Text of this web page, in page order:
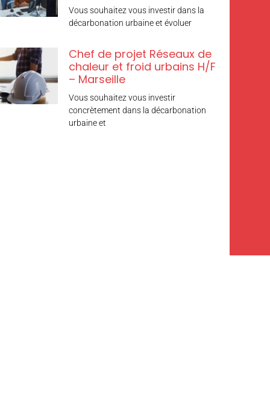
Vous souhaitez vous investir dans la
décarbonation urbaine et évoluer
Chef de projet Réseaux de
chaleur et froid urbains H/F
– Marseille
Vous souhaitez vous investir
concrètement dans la décarbonation
urbaine et